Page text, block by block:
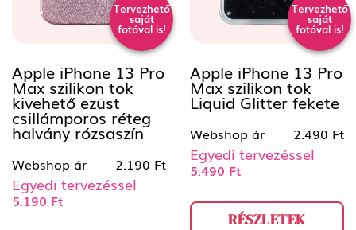
Tervezhető
saját
fotóval is!
Apple iPhone 13 Pro
Max szilikon tok
kivehető ezüst
csillámporos réteg
halvány rózsaszín
Webshop ár 2.190 Ft
Egyedi tervezéssel
5.190 Ft
Tervezhető
saját
fotóval is!
Apple iPhone 13 Pro
Max szilikon tok
Liquid Glitter fekete
Webshop ár 2.490 Ft
Egyedi tervezéssel
5.490 Ft
RÉSZLETEK